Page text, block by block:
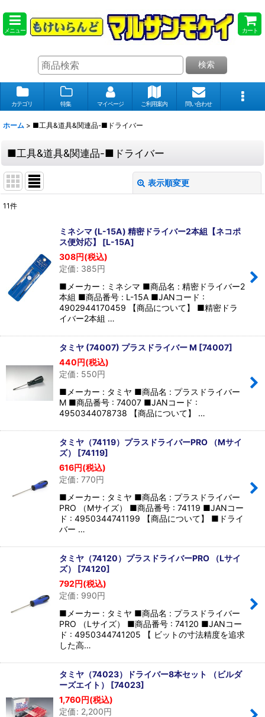
メニュー カート
検索
カテゴリ 特集 マイページ ご利用案内 問い合わせ
ホーム > ■工具&道具&関連品-■ドライバー
■工具&道具&関連品-■ドライバー
表示順変更
並び順:
絞り込む
11件
ミネシマ (L-15A) 精密ドライバー2本組【ネコポ
ス便対応】 [L-15A]
308円(税込)
定価: 385円
■メーカー : ミネシマ ■商品名 : 精密ドライバー2
本組 ■商品番号 : L-15A ■JANコード :
4902944170459 【商品について】 ■精密ドラ
イバー2本組 …
タミヤ (74007) プラスドライバー M [74007]
440円(税込)
定価: 550円
■メーカー : タミヤ ■商品名 : プラスドライバー
M ■商品番号 : 74007 ■JANコード :
4950344078738 【商品について】 …
タミヤ（74119）プラスドライバーPRO （Mサイ
ズ） [74119]
616円(税込)
定価: 770円
■メーカー : タミヤ ■商品名 : プラスドライバー
PRO （Mサイズ） ■商品番号 : 74119 ■JANコー
ド : 4950344741199 【商品について】 ■ドライ
バー …
タミヤ（74120）プラスドライバーPRO （Lサイ
ズ） [74120]
792円(税込)
定価: 990円
■メーカー : タミヤ ■商品名 : プラスドライバー
PRO （Lサイズ） ■商品番号 : 74120 ■JANコー
ド : 4950344741205 【 ビットの寸法精度を追求
した高…
タミヤ（74023）ドライバー8本セット （ビルダ
ーズエイト） [74023]
1,760円(税込)
定価: 2,200円